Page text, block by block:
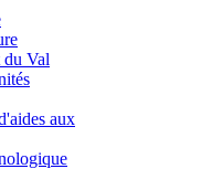
Val
aux